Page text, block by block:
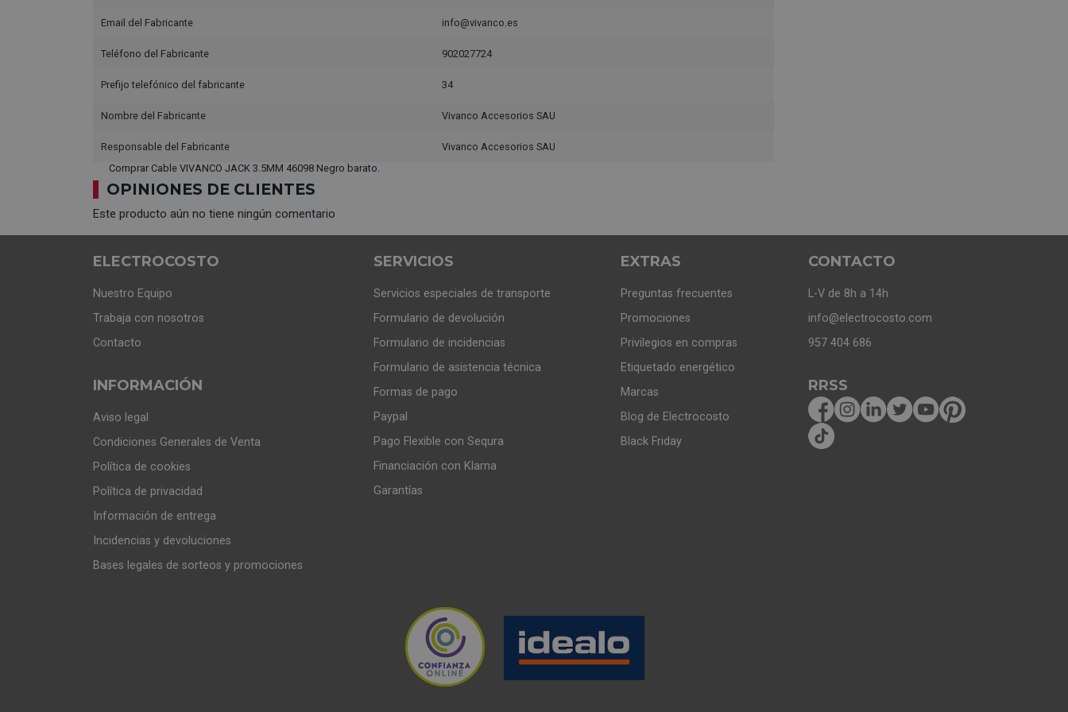
Email del Fabricante info@vivanco.es
Teléfono del Fabricante 902027724
Prefijo telefónico del fabricante 34
Nombre del Fabricante Vivanco Accesorios SAU
Responsable del Fabricante
Vivanco Accesorios SAU
Comprar Cable VIVANCO JACK 3.5MM 46098 Negro barato.
OPINIONES DE CLIENTES
Este producto aún no tiene ningún comentario
ELECTROCOSTO
Nuestro Equipo
Trabaja con nosotros
Contacto
INFORMACIÓN
Aviso legal
Condiciones Generales de Venta
Política de cookies
Política de privacidad
Información de entrega
Incidencias y devoluciones
Bases legales de sorteos y promociones
SERVICIOS
Servicios especiales de transporte
Formulario de devolución
Formulario de incidencias
Formulario de asistencia técnica
Formas de pago
Paypal
Pago Flexible con Sequra
Financiación con Klarna
Garantías
EXTRAS
Preguntas frecuentes
Promociones
Privilegios en compras
Etiquetado energético
Marcas
Blog de Electrocosto
Black Friday
CONTACTO
L-V de 8h a 14h
info@electrocosto.com
957 404 686
RRSS